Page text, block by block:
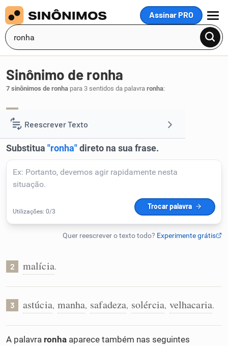
Assinar PRO
MENU
Reescrever Texto
Resumir Texto
Corrigir Texto
Detector de IA
Humanizador de IA
Conexões
Sinônimo de ronha
7 sinônimos de ronha para 3 sentidos da palavra ronha:
2 malícia.
3 astúcia, manha, safadeza, solércia, velhacaria.
A palavra ronha aparece também nas seguintes